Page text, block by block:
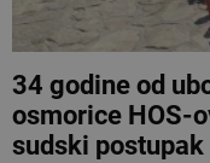
34 godine od
osmorice HOS-
sudski postupak